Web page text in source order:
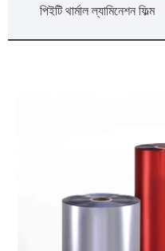
পিইটি থার্মাল ল্যামিনেশন ফিল্ম